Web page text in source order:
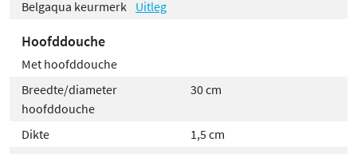
Belgaqua keurmerk
Uitleg
Hoofddouche
Met hoofddouche
Breedte/diameter
hoofddouche
30 cm
Dikte
1,5 cm